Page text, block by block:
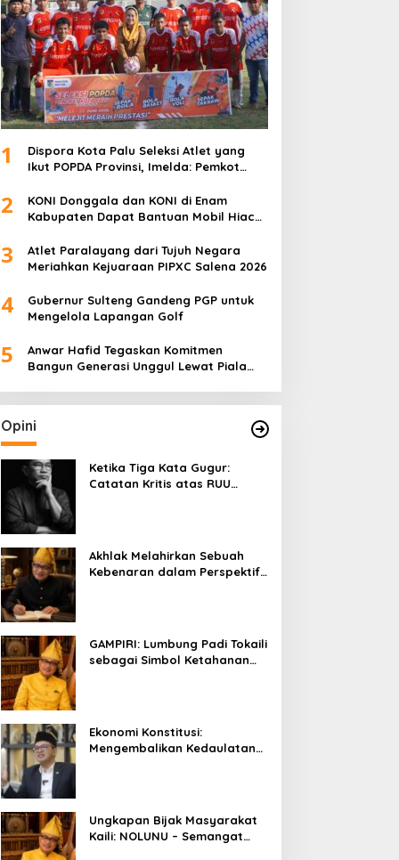
1
Dispora Kota Palu Seleksi Atlet yang
Ikut POPDA Provinsi, Imelda: Pemkot
Olahraga Pelajar
2
KONI Donggala dan KONI di Enam
Kabupaten Dapat Bantuan Mobil Hiace
3
Atlet Paralayang dari Tujuh Negara
Meriahkan Kejuaraan PIPXC Salena 2026
4
Gubernur Sulteng Gandeng PGP untuk
Mengelola Lapangan Golf
5
Anwar Hafid Tegaskan Komitmen
Bangun Generasi Unggul Lewat Piala
Opini
Ketika Tiga Kata Gugur:
Catatan Kritis atas RUU
Akhlak Melahirkan Sebuah
Kebenaran dalam Perspektif
GAMPIRI: Lumbung Padi Tokaili
sebagai Simbol Ketahanan
Ekonomi Konstitusi:
Mengembalikan Kedaulatan
Ungkapan Bijak Masyarakat
Kaili: NOLUNU – Semangat